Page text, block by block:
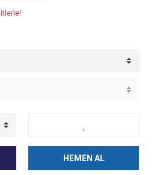
HEMEN AL